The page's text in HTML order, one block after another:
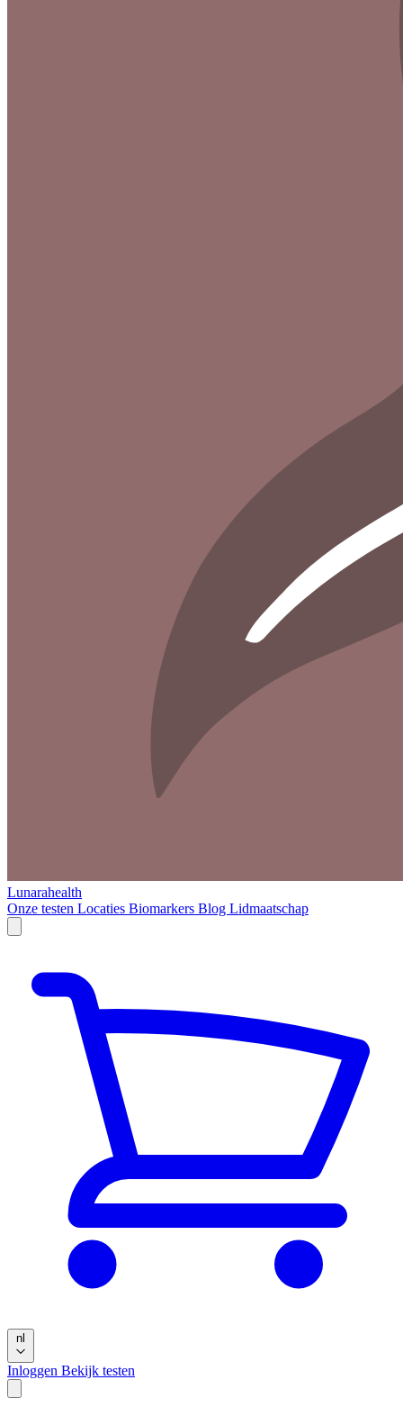
Lunarahealth
Onze testen Locaties Biomarkers Blog Lidmaatschap
nl
Inloggen Bekijk testen